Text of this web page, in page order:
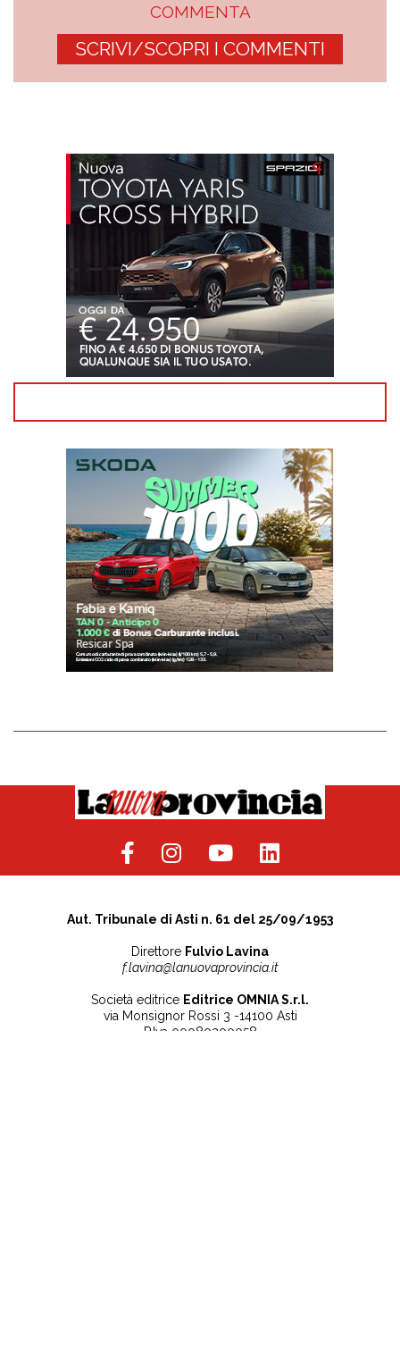
COMMENTA
SCRIVI/SCOPRI I COMMENTI
Aut. Tribunale di Asti n. 61 del 25/09/1953
Direttore Fulvio Lavina
f.lavina@lanuovaprovincia.it
Società editrice Editrice OMNIA S.r.l.
via Monsignor Rossi 3 -14100 Asti
P.Iva 00080200058